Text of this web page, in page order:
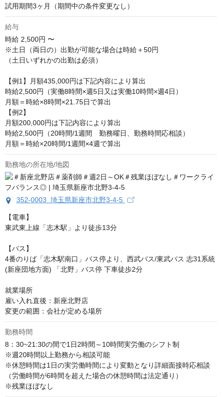
試用期間3ヶ月（期間中の条件変更なし）
給与
時給 2,500円 〜
※土日（両日の）出勤が可能な場合は時給＋50円
（土日いずれかの出勤は必須）
【例1】月額435,000円は下記内容により算出
時給2,500円（実働8時間×週5日又は実働10時間×週4日）
月額＝時給×8時間×21.75日で算出
【例2】
月額200,000円は下記内容により算出
時給2,500円（20時間/1週間　勤務曜日、勤務時間応相談）
月額＝時給×20時間/1週間×4週で算出
勤務地の所在地/地図
352-0003 埼玉県新座市北野3-4-5
【電車】
東武東上線「志木駅」より徒歩13分
【バス】
4番のりば「志木駅南口」バス停より、西武バス/東武バス 志31系統
(新座団地方面) 「北野」バス停 下車徒歩2分
就業場所
雇い入れ直後：新座北野店
変更の範囲：会社が定める場所
勤務時間
8：30~21:30の間で1日2時間～10時間実労働のシフト制
※週20時間以上勤務から相談可能
※休憩時間は1日の実労働時間により変動となり詳細面接時応相談
（労働時間が6時間を超えた場合の休憩時間は法定通り）
※残業ほぼなし